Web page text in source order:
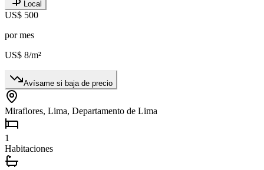
Local
US$ 500
por mes
US$ 8/m²
Avísame si baja de precio
Miraflores, Lima, Departamento de Lima
1
Habitaciones